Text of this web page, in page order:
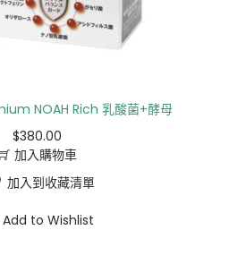
NOAH Rich 乳酸菌+酵母
$380.00
加入購物車
加入到收藏清單
Add to Wishlist